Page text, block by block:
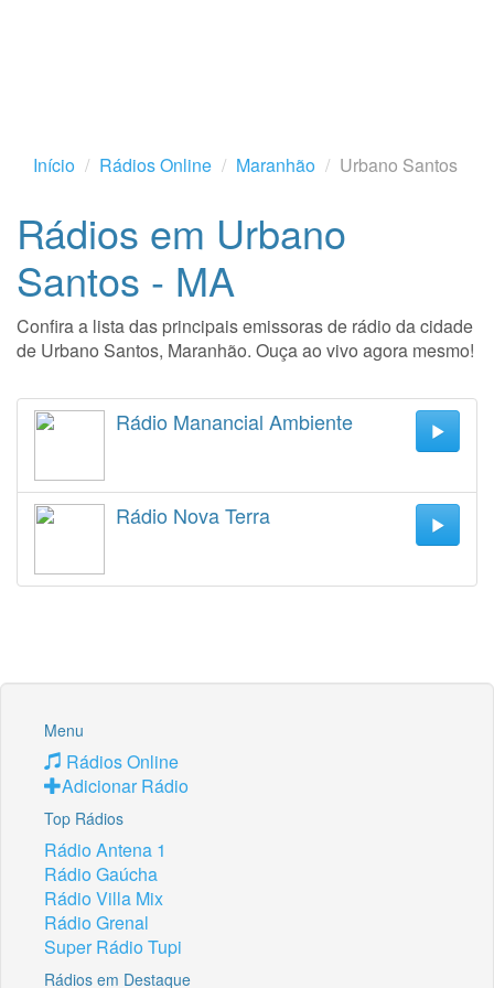
Início Rádios Online Maranhão Urbano Santos
Rádios em Urbano
Santos - MA
Confira a lista das principais emissoras de rádio da cidade
de Urbano Santos, Maranhão. Ouça ao vivo agora mesmo!
Rádio Manancial Ambiente
Rádio Nova Terra
Menu
Rádios Online
Adicionar Rádio
Top Rádios
Rádio Antena 1
Rádio Gaúcha
Rádio Villa Mix
Rádio Grenal
Super Rádio Tupi
Rádios em Destaque